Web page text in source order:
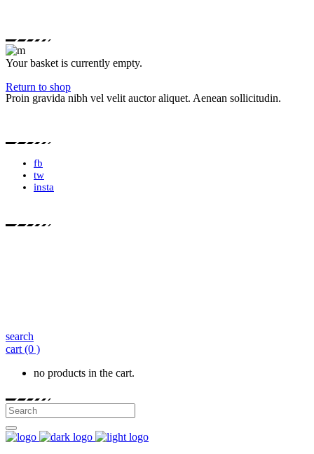
Your basket is currently empty.
Return to shop
Proin gravida nibh vel velit auctor aliquet. Aenean sollicitudin.
fb
tw
insta
search
cart (0 )
no products in the cart.